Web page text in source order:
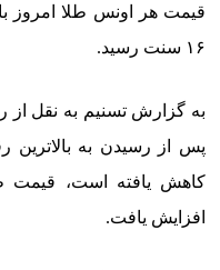
۱۶ سنت رسید.
به گزارش تسنیم به نقل از
پس از رسیدن به
کاهش یافته است، قیمت
افزایش یافت.